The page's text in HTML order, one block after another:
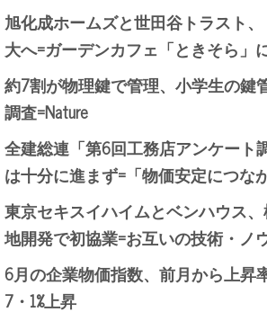
旭化成ホームズと世田谷トラスト
大へ=ガーデンカフェ「ときそら」
約7割が物理鍵で管理、小学生の鍵
調査=Nature
全建総連「第6回工務店アンケート
は十分に進まず=「物価安定につな
東京セキスイハイムとベンハウス
地開発で初協業=お互いの技術・ノ
6月の企業物価指数、前月から上昇
7・1%上昇